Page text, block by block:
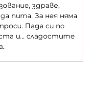
здраве,
да пита. За нея няма
Пада си по
и… сладостите